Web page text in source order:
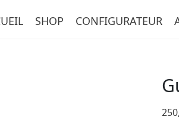
SHOP CONFIGURATEURde